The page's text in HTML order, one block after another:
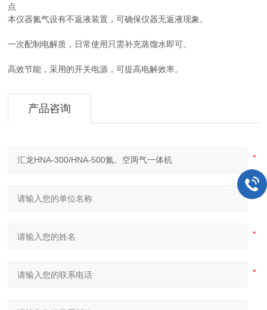
点
本仪器氮气设有不返液装置，可确保仪器无返液现象。
一次配制电解质，日常使用只需补充蒸馏水即可。
高效节能，采用的开关电源，可提高电解效率。
产品咨询